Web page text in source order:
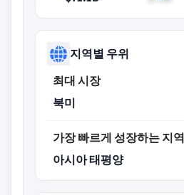
지역별 우위
최대 시장
북미
가장 빠르게 성장하는 지역
아시아 태평양